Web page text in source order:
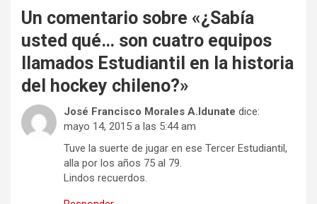
Un comentario sobre «¿Sabía
usted qué… son cuatro equipos
llamados Estudiantil en la historia
del hockey chileno?»
José Francisco Morales A.ldunate dice:
mayo 14, 2015 a las 5:44 am
Tuve la suerte de jugar en ese Tercer Estudiantil,
alla por los años 75 al 79.
Lindos recuerdos.